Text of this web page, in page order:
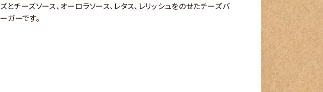
ズとチーズソース、オーロラソース、レタス、レリッシュをのせたチーズバ
ーガーです。